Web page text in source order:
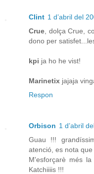
Clint 1 d’abril del
Crue , dolça Crue,
dono per
kpi ja ho he vist!
Marinetix jajaja
Respon
Orbison 1 d’abril
Guau !!!
atenció, es nota
M'esforçarè més
Katchiiiis !!!